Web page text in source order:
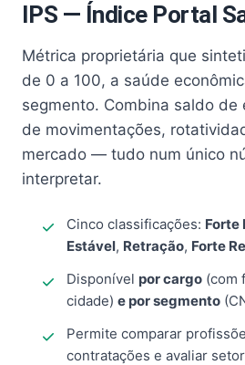
IPS — Índice Portal
Métrica proprietária que
de 0 a 100, a saúde
segmento. Combina saldo de
de movimentações,
mercado — tudo num único
interpretar.
Cinco classificações: Forte
Estável, Retração, Forte
Disponível por cargo (com
cidade) e por segmento
Permite comparar
contratações e avaliar